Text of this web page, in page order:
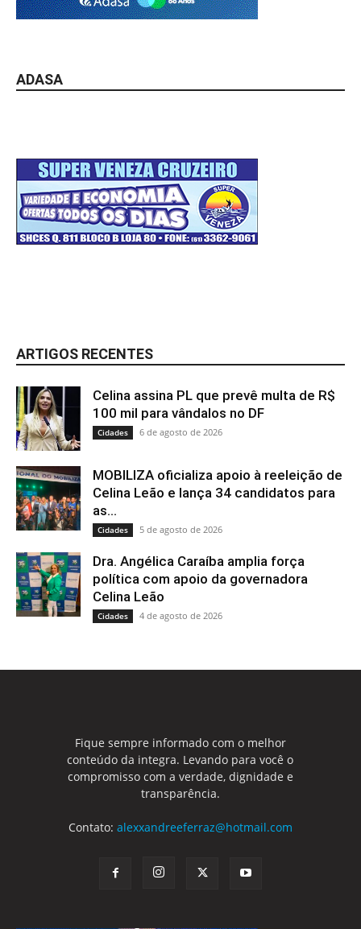
ADASA
ARTIGOS RECENTES
Celina assina PL que prevê multa de R$
100 mil para vândalos no DF
Cidades 6 de agosto de 2026
MOBILIZA oficializa apoio à reeleição de
Celina Leão e lança 34 candidatos para
as...
Cidades 5 de agosto de 2026
Dra. Angélica Caraíba amplia força
política com apoio da governadora
Celina Leão
Cidades 4 de agosto de 2026
Fique sempre informado com o melhor
conteúdo da integra. Levando para você o
compromisso com a verdade, dignidade e
transparência.
Contato: alexxandreeferraz@hotmail.com